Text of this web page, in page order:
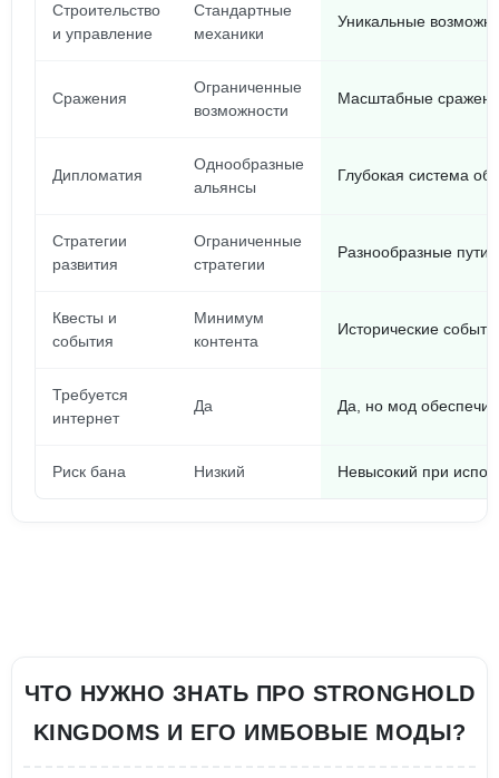
Строительство
и управление
Стандартные
механики
Уникальные
Сражения
Ограниченные
возможности
Масштабные
Дипломатия
Однообразные
альянсы
Глубокая система
Стратегии
развития
Ограниченные
стратегии
Разнообразные пути
Квесты и
события
Минимум
контента
Исторические
Требуется
интернет
Да Да, но мод
Риск бана Низкий Невысокий при
ЧТО НУЖНО ЗНАТЬ ПРО STRONGHOLD
KINGDOMS И ЕГО ИМБОВЫЕ МОДЫ?